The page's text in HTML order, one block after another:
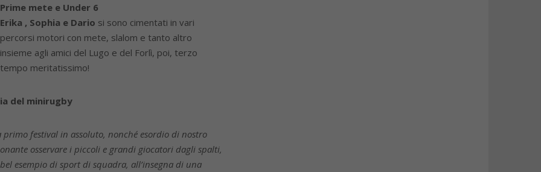
Prime mete e Under 6
Erika , Sophia e Dario si sono cimentati in vari
percorsi motori con mete, slalom e tanto altro
insieme agli amici del Lugo e del Forlì, poi, terzo
tempo meritatissimo!
del minirugby
festival in assoluto, nonché esordio di nostro
osservare i piccoli e grandi giocatori dagli spalti,
esempio di sport di squadra, all’insegna di una